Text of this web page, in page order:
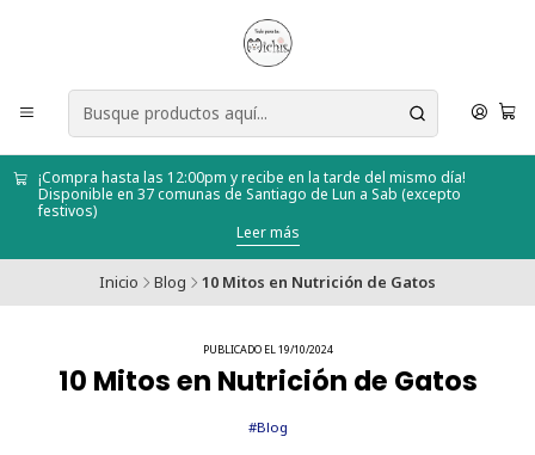
¡Compra hasta las 12:00pm y recibe en la tarde del mismo día!
Disponible en 37 comunas de Santiago de Lun a Sab (excepto
festivos)
Leer más
Inicio Blog 10 Mitos en Nutrición de Gatos
PUBLICADO EL 19/10/2024
10 Mitos en Nutrición de Gatos
#Blog